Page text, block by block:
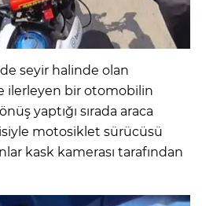
seyir halinde olan
ilerleyen bir otomobilin
yaptığı sırada araca
motosiklet sürücüsü
kask kamerası tarafından